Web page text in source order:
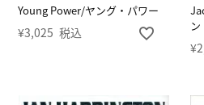
Young Power/ヤング・パワー
¥3,025 税込
ン
¥